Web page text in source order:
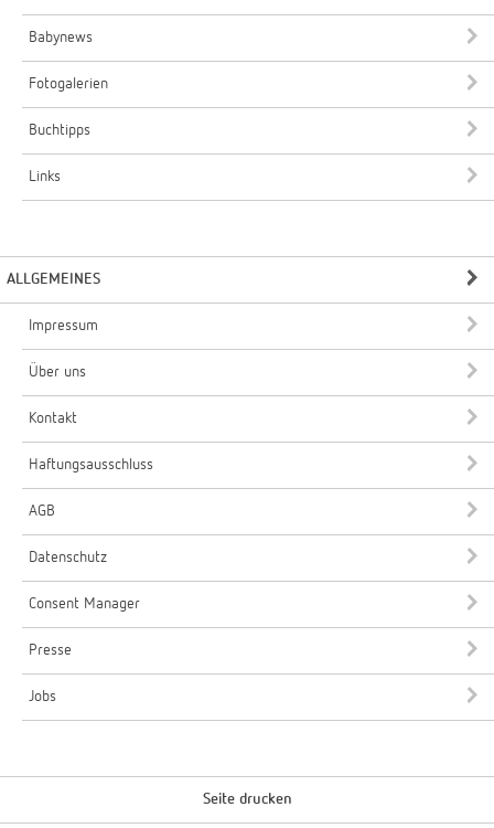
Babynews
Fotogalerien
Buchtipps
Links
ALLGEMEINES
Impressum
Über uns
Kontakt
Haftungsausschluss
AGB
Datenschutz
Consent Manager
Presse
Jobs
Seite drucken